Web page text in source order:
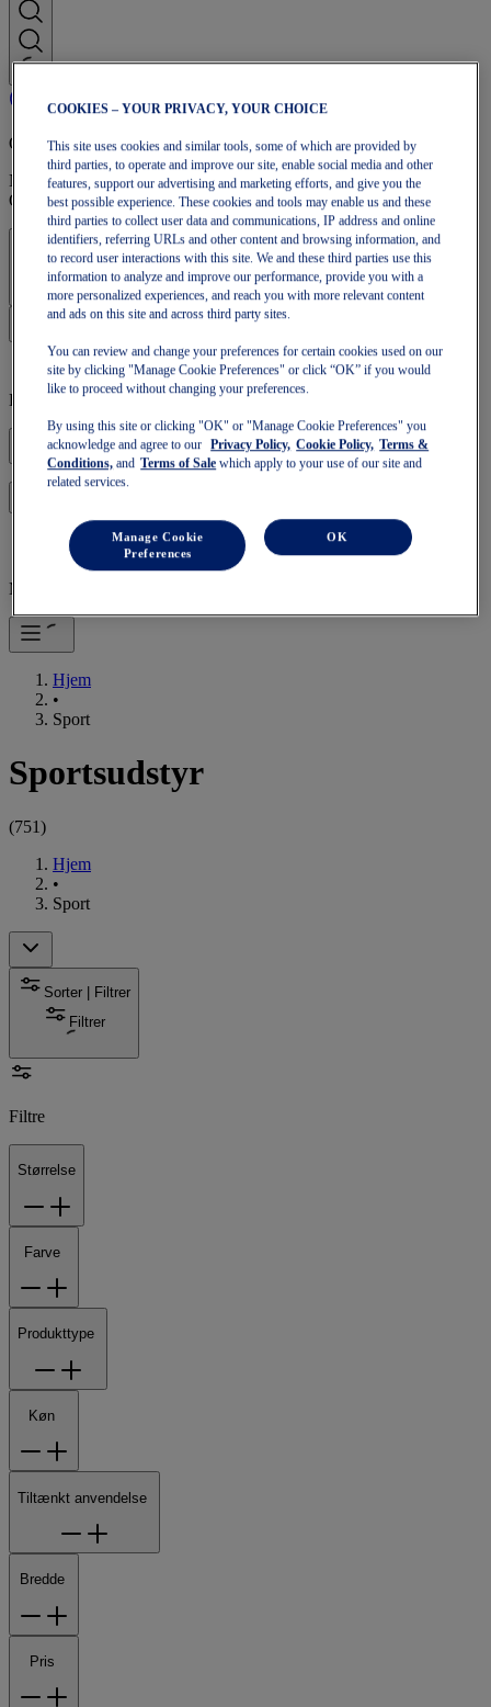
OneASICS-medlemskab
Nyd gratis fragt, gratis returnering, eksklusive rabatter og mere med
OneASICS™-medlemsfordele.
Log på | Opret konto
Din kurv er tom
Mobilnavigation
Hjem
•
Sport
Sportsudstyr
(751)
Hjem
•
Sport
Sorter | Filtrer
Filtrer
Filtre
Størrelse
Farve
Produkttype
Køn
Tiltænkt anvendelse
Bredde
Pris
COOKIES – YOUR PRIVACY, YOUR CHOICE
This site uses cookies and similar tools, some of which are provided by
third parties, to operate and improve our site, enable social media and other
features, support our advertising and marketing efforts, and give you the
best possible experience. These cookies and tools may enable us and these
third parties to collect user data and communications, IP address and online
identifiers, referring URLs and other content and browsing information, and
to record user interactions with this site. We and these third parties use this
information to analyze and improve our performance, provide you with a
more personalized experiences, and reach you with more relevant content
and ads on this site and across third party sites.
You can review and change your preferences for certain cookies used on our
site by clicking "Manage Cookie Preferences" or click “OK” if you would
like to proceed without changing your preferences.
By using this site or clicking "OK" or "Manage Cookie Preferences" you
acknowledge and agree to our
Privacy Policy, Cookie Policy, Terms &
Conditions, and Terms of Sale which apply to your use of our site and
related services.
Manage Cookie
Preferences
OK